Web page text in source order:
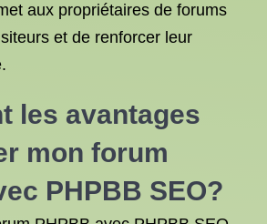
aux propriétaires de forums
et de renforcer leur
les avantages
mon forum
PHPBB SEO?